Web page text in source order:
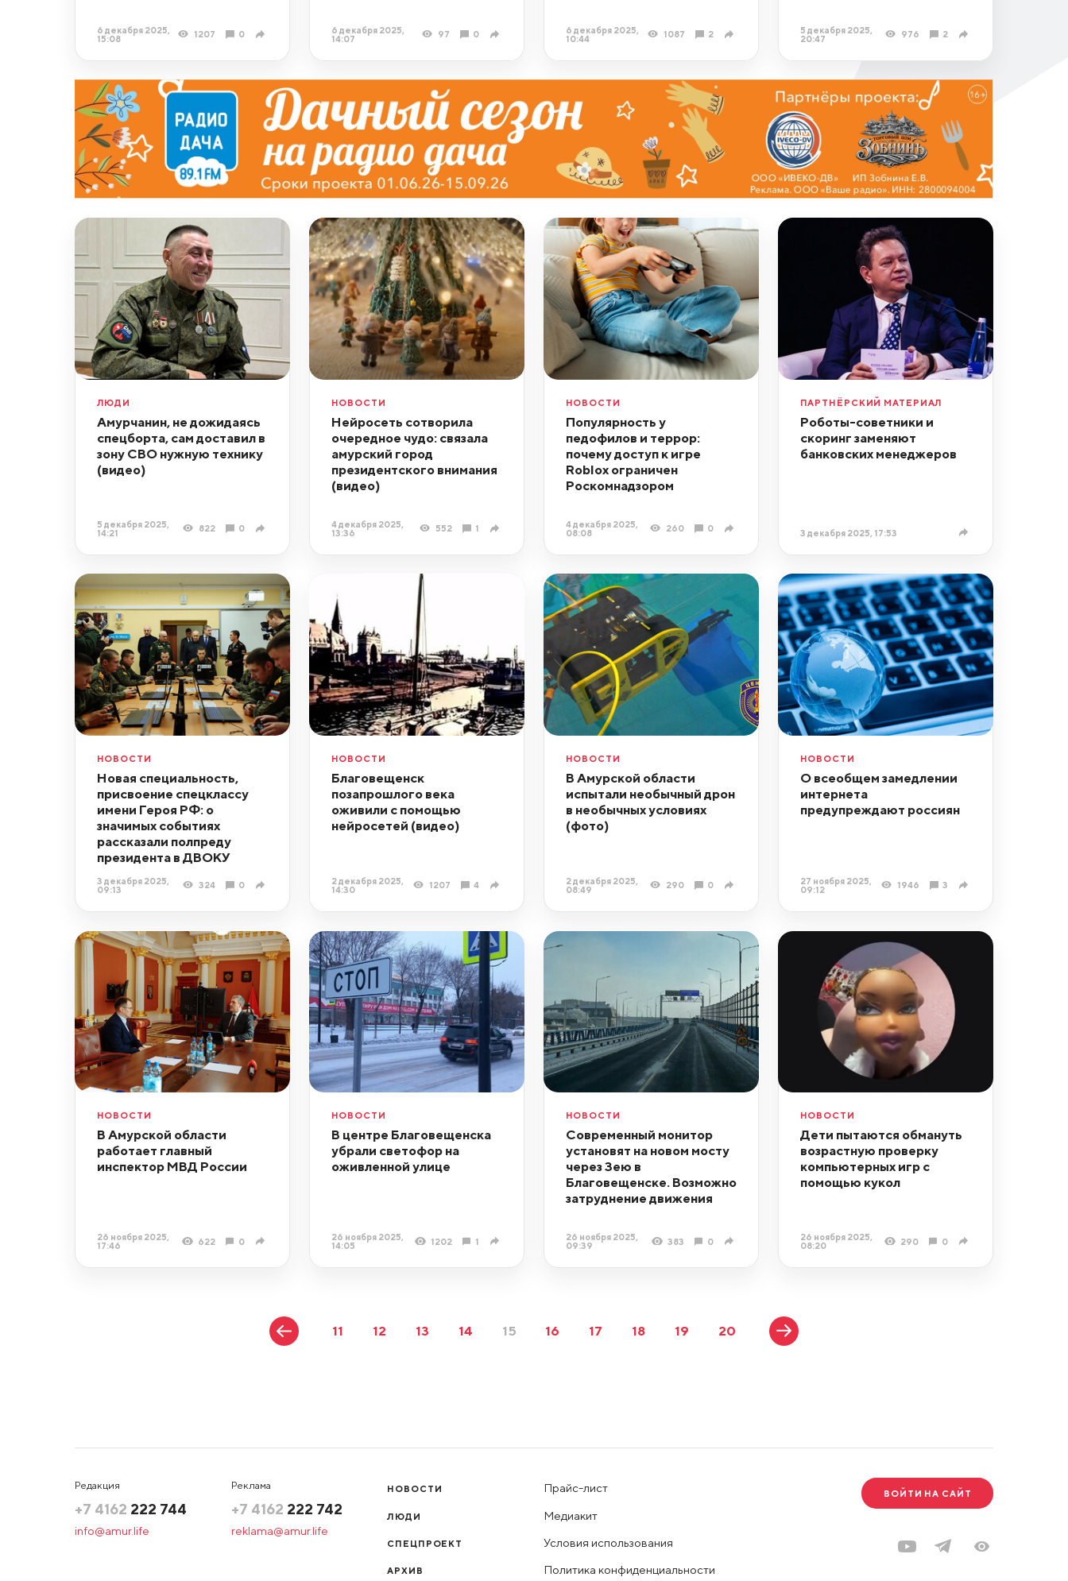
6 декабря 2025,
15:08
1207 0
6 декабря 2025,
14:07
97 0
6 декабря 2025,
10:44
1087 2
5 декабря 2025,
20:47
976 2
ЛЮДИ
Амурчанин, не дожидаясь
спецборта, сам доставил в
зону СВО нужную технику
(видео)
5 декабря 2025,
14:21
822 0
НОВОСТИ
Нейросеть сотворила
очередное чудо: связала
амурский город
президентского внимания
(видео)
4 декабря 2025,
13:36
552 1
НОВОСТИ
Популярность у
педофилов и террор:
почему доступ к игре
Roblox ограничен
Роскомнадзором
4 декабря 2025,
08:08
260 0
ПАРТНЁРСКИЙ МАТЕРИАЛ
Роботы-советники и
скоринг заменяют
банковских менеджеров
3 декабря 2025, 17:53
НОВОСТИ
Новая специальность,
присвоение спецклассу
имени Героя РФ: о
значимых событиях
рассказали полпреду
президента в ДВОКУ
3 декабря 2025,
09:13
324 0
НОВОСТИ
Благовещенск
позапрошлого века
оживили с помощью
нейросетей (видео)
2 декабря 2025,
14:30
1207 4
НОВОСТИ
В Амурской области
испытали необычный дрон
в необычных условиях
(фото)
2 декабря 2025,
08:49
290 0
НОВОСТИ
О всеобщем замедлении
интернета
предупреждают россиян
27 ноября 2025,
09:12
1946 3
НОВОСТИ
В Амурской области
работает главный
инспектор МВД России
26 ноября 2025,
17:46
622 0
НОВОСТИ
В центре Благовещенска
убрали светофор на
оживленной улице
26 ноября 2025,
14:05
1202 1
НОВОСТИ
Современный монитор
установят на новом мосту
через Зею в
Благовещенске. Возможно
затруднение движения
26 ноября 2025,
09:39
383 0
НОВОСТИ
Дети пытаются обмануть
возрастную проверку
компьютерных игр с
помощью кукол
26 ноября 2025,
08:20
290 0
11 12 13 14 15 16 17 18 19 20
Редакция
+7 4162 222 744
info@amur.life
Реклама
+7 4162 222 742
reklama@amur.life
НОВОСТИ
ЛЮДИ
СПЕЦПРОЕКТ
АРХИВ
Прайс-лист
Медиакит
Условия использования
Политика конфиденциальности
ВОЙТИ НА САЙТ